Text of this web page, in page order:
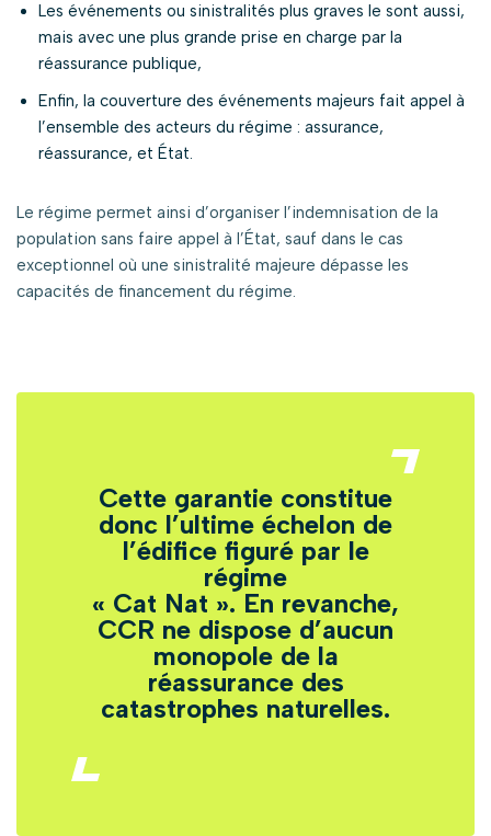
Les événements ou sinistralités plus graves le sont aussi,
mais avec une plus grande prise en charge par la
réassurance publique,
Enfin, la couverture des événements majeurs fait appel à
l’ensemble des acteurs du régime : assurance,
réassurance, et État.
Le régime permet ainsi d’organiser l’indemnisation de la
population sans faire appel à l’État, sauf dans le cas
exceptionnel où une sinistralité majeure dépasse les
capacités de financement du régime.
Cette garantie constitue
donc l’ultime échelon de
l’édifice figuré par le
régime
« Cat Nat ». En revanche,
CCR ne dispose d’aucun
monopole de la
réassurance des
catastrophes naturelles.